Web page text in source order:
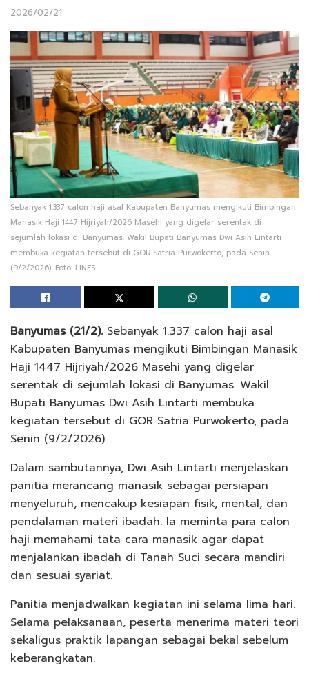
2026/02/21
Sebanyak 1.337 calon haji asal Kabupaten Banyumas mengikuti Bimbingan
Manasik Haji 1447 Hijriyah/2026 Masehi yang digelar serentak di
sejumlah lokasi di Banyumas. Wakil Bupati Banyumas Dwi Asih Lintarti
membuka kegiatan tersebut di GOR Satria Purwokerto, pada Senin
(9/2/2026). Foto: LINES
Banyumas (21/2).Sebanyak 1.337 calon haji asal
Kabupaten Banyumas mengikuti Bimbingan Manasik
Haji 1447 Hijriyah/2026 Masehi yang digelar
serentak di sejumlah lokasi di Banyumas. Wakil
Bupati Banyumas Dwi Asih Lintarti membuka
kegiatan tersebut di GOR Satria Purwokerto, pada
Senin (9/2/2026).
Dalam sambutannya, Dwi Asih Lintarti menjelaskan
panitia merancang manasik sebagai persiapan
menyeluruh, mencakup kesiapan fisik, mental, dan
pendalaman materi ibadah. Ia meminta para calon
haji memahami tata cara manasik agar dapat
menjalankan ibadah di Tanah Suci secara mandiri
dan sesuai syariat.
Panitia menjadwalkan kegiatan ini selama lima hari.
Selama pelaksanaan, peserta menerima materi teori
sekaligus praktik lapangan sebagai bekal sebelum
keberangkatan.